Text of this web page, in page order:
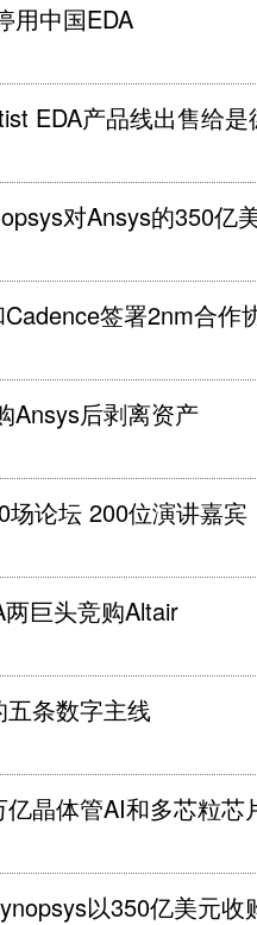
用中国EDA
EDA产品线出售给是
对Ansys的350亿
签署2nm合作
Ansys后剥离资产
论坛 200位演讲嘉宾
巨头竞购Altair
条数字主线
晶体管AI和多芯粒芯
以350亿美元收